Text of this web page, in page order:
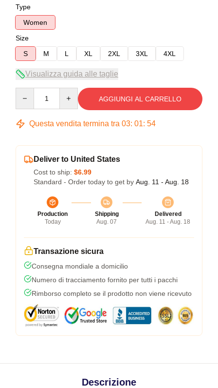
Type
Women
Size
S
M L XL 2XL 3XL 4XL
Visualizza guida alle taglie
AGGIUNGI AL CARRELLO
Questa vendita termina tra 03: 01: 54
Deliver to United States
Cost to ship: $6.99
Standard - Order today to get by Aug. 11 - Aug. 18
Production
Today
Shipping
Aug. 07
Delivered
Aug. 11 - Aug. 18
Transazione sicura
Consegna mondiale a domicilio
Numero di tracciamento fornito per tutti i pacchi
Rimborso completo se il prodotto non viene ricevuto
Descrizione